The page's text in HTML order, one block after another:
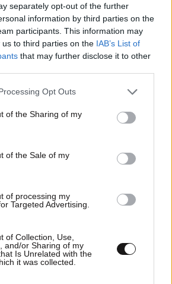
separately opt-out of the further
information by third parties on the
participants. This information may
to third parties on the IAB’s List of
that may further disclose it to other
website/app uses one or more Google
or usage behaviour. You may click to
to Google and its third-party tags to
specified purposes in below Google
Opt Outs
of the Sharing of my
of the Sale of my
of processing my
Targeted Advertising.
of Collection, Use,
and/or Sharing of my
Is Unrelated with the
it was collected.
Ο απόλυτος σύμμαχος στην
αποτοξίνωση & την ορμονική
ισορροπία
Πες μου πότε γεννήθηκες και
θα σου πω ποιες εμπειρίες θα
40 ημέρες, 33 δράσεις, 4.000+
συμμετοχές